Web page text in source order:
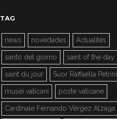
TAG
news novedades Actualités
santo del giorno saint of the day
saint du jour Suor Raffaella Petrini
musei vaticani poste vaticane
Cardinale Fernando Vérgez Alzaga